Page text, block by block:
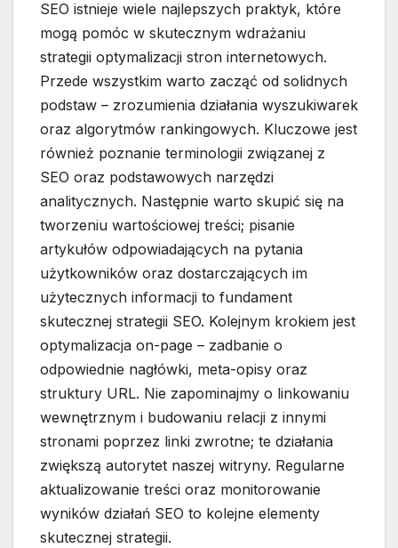
SEO istnieje wiele najlepszych praktyk, które
mogą pomóc w skutecznym wdrażaniu
strategii optymalizacji stron internetowych.
Przede wszystkim warto zacząć od solidnych
podstaw – zrozumienia działania wyszukiwarek
oraz algorytmów rankingowych. Kluczowe jest
również poznanie terminologii związanej z
SEO oraz podstawowych narzędzi
analitycznych. Następnie warto skupić się na
tworzeniu wartościowej treści; pisanie
artykułów odpowiadających na pytania
użytkowników oraz dostarczających im
użytecznych informacji to fundament
skutecznej strategii SEO. Kolejnym krokiem jest
optymalizacja on-page – zadbanie o
odpowiednie nagłówki, meta-opisy oraz
struktury URL. Nie zapominajmy o linkowaniu
wewnętrznym i budowaniu relacji z innymi
stronami poprzez linki zwrotne; te działania
zwiększą autorytet naszej witryny. Regularne
aktualizowanie treści oraz monitorowanie
wyników działań SEO to kolejne elementy
skutecznej strategii.